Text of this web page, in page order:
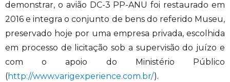
demonstrar, o avião DC-3 PP-ANU foi restaurado em
2016 e integra o conjunto de bens do referido Museu,
preservado hoje por uma empresa privada, escolhida
em processo de licitação sob a supervisão do juízo e
com o apoio do Ministério Público
(http://www.varigexperience.com.br/).